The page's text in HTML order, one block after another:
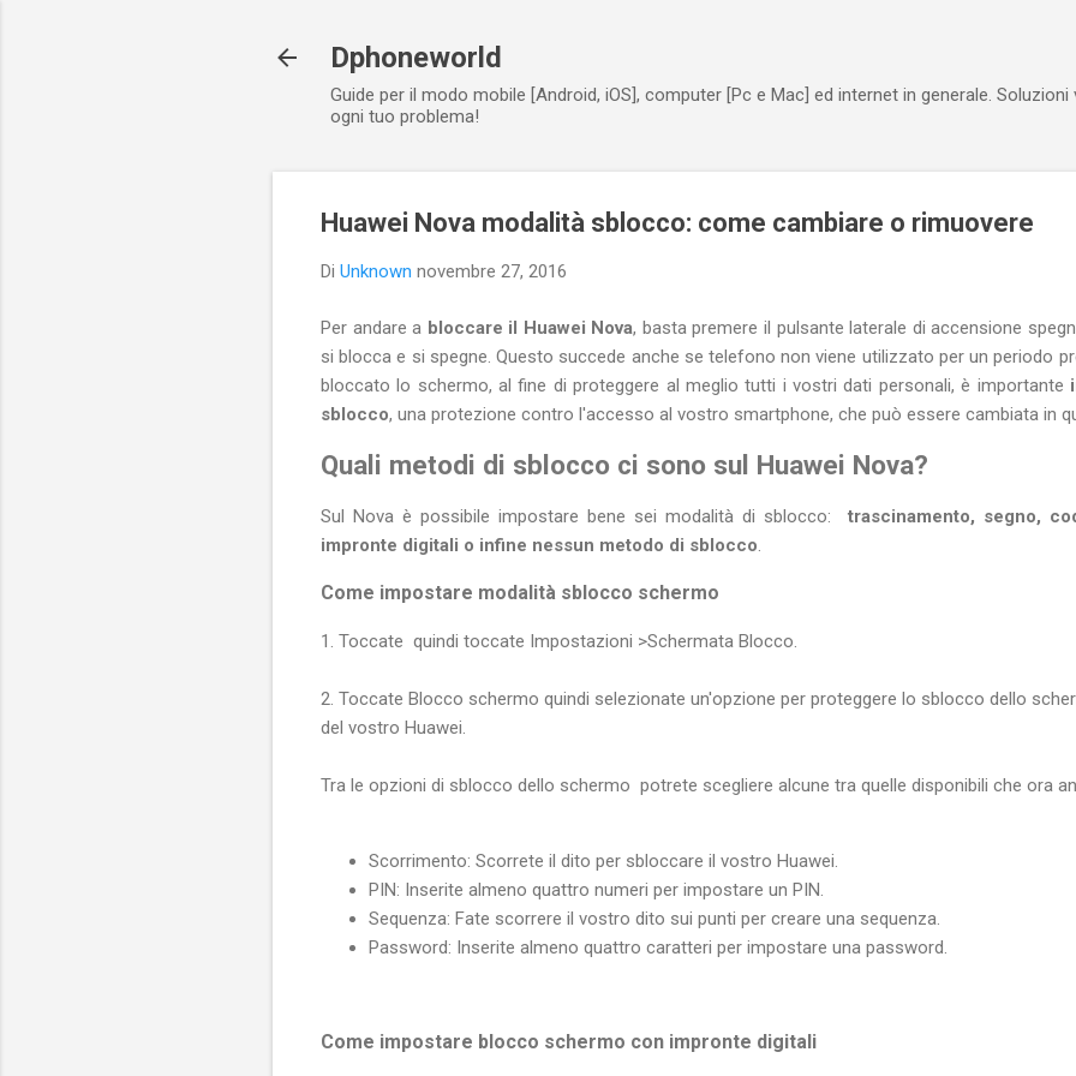
Dphoneworld
Guide per il modo mobile [Android, iOS], computer [Pc e Mac] ed internet in generale.
ogni tuo problema!
Huawei Nova modalità sblocco: come cambiare o rimuovere
Di Unknown novembre 27, 2016
Per andare a bloccare il Huawei Nova, basta premere il pulsante laterale di accensione
si blocca e si spegne. Questo succede anche se telefono non viene utilizzato per un periodo
bloccato lo schermo, al fine di proteggere al meglio tutti i vostri dati personali, è importante
sblocco, una protezione contro l'accesso al vostro smartphone, che può essere cambiata in
Quali metodi di sblocco ci sono sul Huawei Nova?
Sul Nova è possibile impostare bene sei modalità di sblocco: trascinamento, segno,
impronte digitali o infine nessun metodo di sblocco.
Come impostare modalità sblocco schermo
1. Toccate quindi toccate Impostazioni >Schermata Blocco.
2. Toccate Blocco schermo quindi selezionate un'opzione per proteggere lo sblocco dello
del vostro Huawei.
Tra le opzioni di sblocco dello schermo potrete scegliere alcune tra quelle disponibili che ora
Scorrimento: Scorrete il dito per sbloccare il vostro Huawei.
PIN: Inserite almeno quattro numeri per impostare un PIN.
Sequenza: Fate scorrere il vostro dito sui punti per creare una sequenza.
Password: Inserite almeno quattro caratteri per impostare una password.
Come impostare blocco schermo con impronte digitali